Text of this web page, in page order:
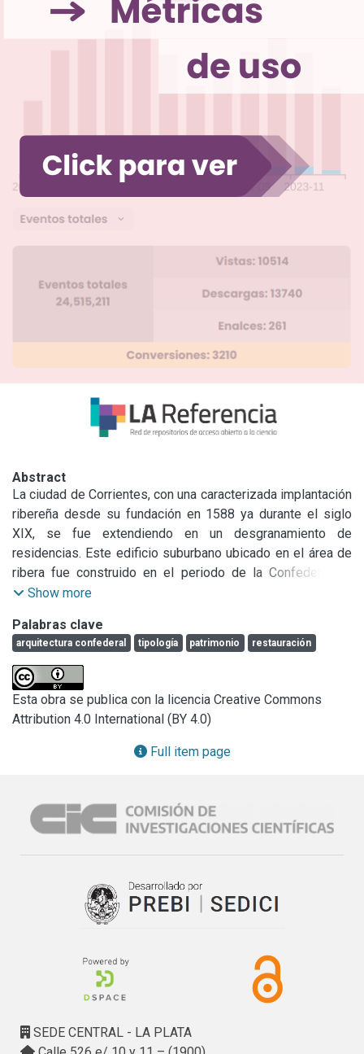
Abstract
La ciudad de Corrientes, con una caracterizada implantación
ribereña desde su fundación en 1588 ya durante el siglo
XIX, se fue extendiendo en un desgranamiento de
residencias. Este edificio suburbano ubicado en el área de
ribera fue construido en el periodo de la Confederación
Argentina. Con un partido de esquina posee un lenguaje
encajonadas de una línea muy simple, propia al periodo
cuando la mano de obra local aún no poseía un desarrollo
experto del manejo de la arquitectura italianizante.
De líneas horizontales con marcadas cornisas a lo largo de
su fachada en ambas calles logra su destaque con el
desarrollo de un altillo o mirador en un primer piso, donde
los pretiles -barandales en hierro forjado- sirven de
coronamiento.
expropiación realizada por la Nación para ejecutar la
avenida costanera y defensa costera de la ciudad. En el año
2000 el gobierno provincial recuperó el dominio con
deterioro, debe ser restaurado con una fuerte intervención
de desarme de la estructura, restitución de rejas y
recomposición general de fachada, por ser utilizada en los
propuesta es conservar y restaurar con el criterio de
Show more
Palabras clave
arquitectura confederal tipología patrimonio restauración
Esta obra se publica con la licencia Creative Commons
Attribution 4.0 International (BY 4.0)
Full item page
SEDE CENTRAL - LA PLATA